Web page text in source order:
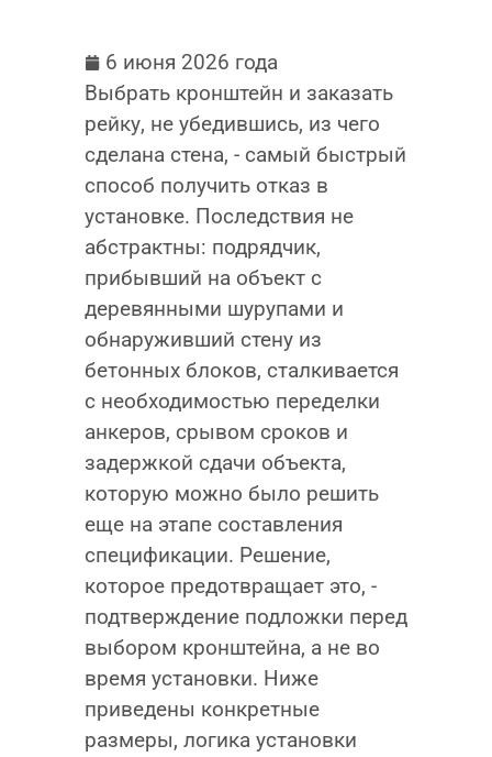
6 июня 2026 года
Выбрать кронштейн и заказать
рейку, не убедившись, из чего
сделана стена, - самый быстрый
способ получить отказ в
установке. Последствия не
абстрактны: подрядчик,
прибывший на объект с
деревянными шурупами и
обнаруживший стену из
бетонных блоков, сталкивается
с необходимостью переделки
анкеров, срывом сроков и
задержкой сдачи объекта,
которую можно было решить
еще на этапе составления
спецификации. Решение,
которое предотвращает это, -
подтверждение подложки перед
выбором кронштейна, а не во
время установки. Ниже
приведены конкретные
размеры, логика установки